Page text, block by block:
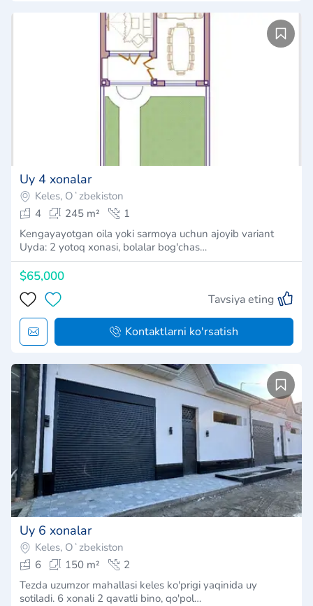
Uy 4 xonalar
Keles, Oʻzbekiston
4
245 m²
1
Kengayayotgan oila yoki sarmoya uchun ajoyib variant
Uyda: 2 yotoq xonasi, bolalar bog'chas…
$65,000
Tavsiya eting
Kontaktlarni ko'rsatish
Uy 6 xonalar
Keles, Oʻzbekiston
6
150 m²
2
Tezda uzumzor mahallasi keles ko'prigi yaqinida uy
sotiladi. 6 xonali 2 qavatli bino, qo'pol…